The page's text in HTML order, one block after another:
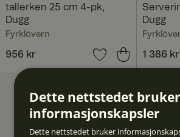
tallerken 25 cm 4-pk,
Dugg
Fyrklövern
Pris :956 kr
956 kr
Dugg
1 386 kr
1 386 kr
Dette nettstedet bruker
informasjonskapsler
Dette nettstedet bruker